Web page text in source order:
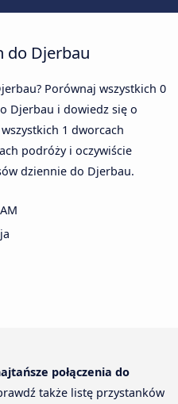
do Djerbau
Porównaj wszystkich 0
Djerbau i dowiedz się o
1 dworcach
podróży i oczywiście
dziennie do Djerbau.
połączenia do
także listę przystanków